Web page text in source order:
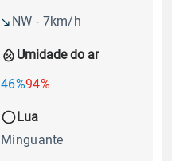
Umidade do ar
46%94%
NW - 7km/h
Lua
Minguante